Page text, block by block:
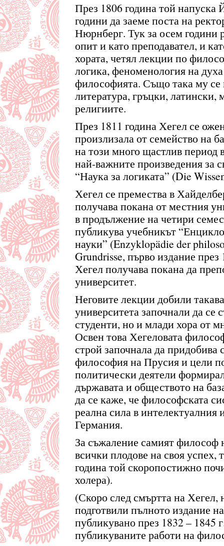
През 1806 година той напуска
години да заеме поста на
Нюрнберг. Тук за осем години
опит и като преподавател, и
хората, четял лекции по
логика, феноменология на
философията. Също така му
литература, гръцки, латински,
религиите.
През 1811 година Хегел се
произлизала от семейство на
на този много щастлив период
най-важните произведения за
“Наука за логиката” (Die
Хегел се премества в
получава покана от местния
в продължение на четири
публикува учебникът
науки” (Enzyklopädie der
Grundrisse, първо издание през
Хегел получава покана да
университет.
Неговите лекции добили
университета започнали да се
студенти, но и млади хора от
Освен това Хегеловата
строй започнала да придобива
философия на Прусия и цели
политически деятели
държавата и обществото на
да се каже, че философската
реална сила в
Германия.
За съжаление самият философ
всички плодове на своя успех,
година той скоропостижно
холера).
(Скоро след смъртта на Хегел,
подготвили пълното издание
публикувано през 1832 – 1845
публикуваните работи на